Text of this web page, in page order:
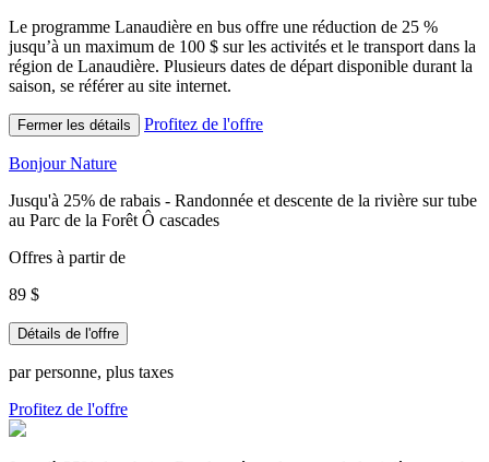
Le programme Lanaudière en bus offre une réduction de 25 %
jusqu’à un maximum de 100 $ sur les activités et le transport dans la
région de Lanaudière. Plusieurs dates de départ disponible durant la
saison, se référer au site internet.
Fermer les détails Profitez de l'offre
Bonjour Nature
Jusqu'à 25% de rabais - Randonnée et descente de la rivière sur tube
au Parc de la Forêt Ô cascades
Offres à partir de
89 $
Détails de l'offre
par personne, plus taxes
Profitez de l'offre